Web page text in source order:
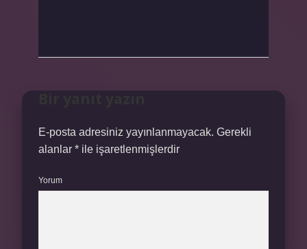
E-posta adresiniz yayınlanmayacak. Gerekli
alanlar * ile işaretlenmişlerdir
Yorum